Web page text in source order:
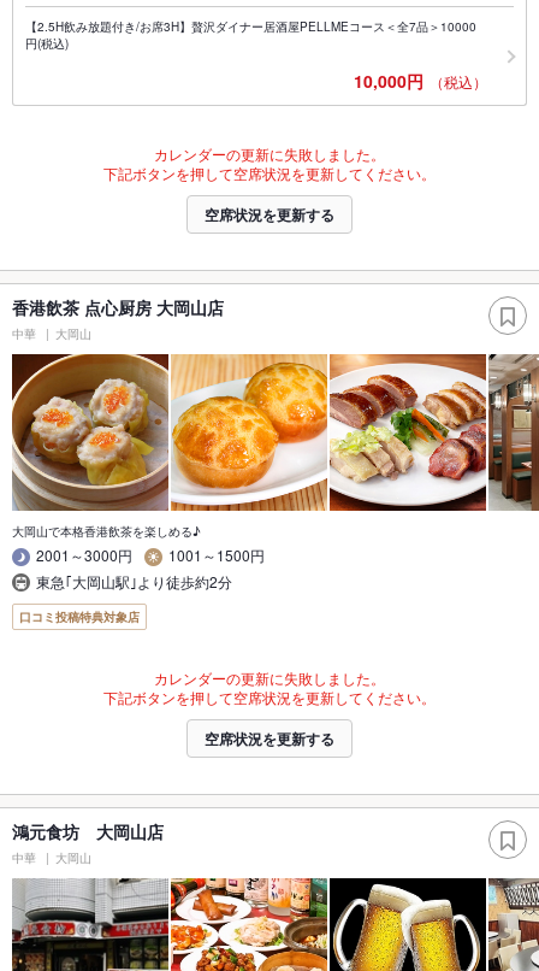
【2.5H飲み放題付き/お席3H】贅沢ダイナー居酒屋PELLMEコース＜全7品＞10000
円(税込)
10,000円 （税込）
カレンダーの更新に失敗しました。
下記ボタンを押して空席状況を更新してください。
空席状況を更新する
香港飲茶 点心厨房 大岡山店
中華 大岡山
大岡山で本格香港飲茶を楽しめる♪
2001～3000円
1001～1500円
東急｢大岡山駅｣より徒歩約2分
口コミ投稿特典対象店
カレンダーの更新に失敗しました。
下記ボタンを押して空席状況を更新してください。
空席状況を更新する
鴻元食坊 大岡山店
中華 大岡山